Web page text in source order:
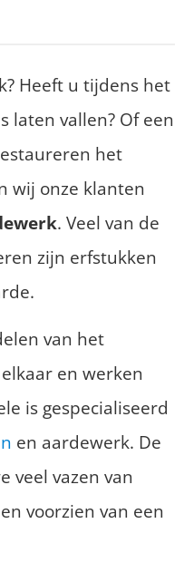
Heeft u tijdens het
laten vallen? Of een
het
wij onze klanten
. Veel van de
zijn erfstukken
van het
en werken
is gespecialiseerd
en aardewerk. De
veel vazen van
voorzien van een